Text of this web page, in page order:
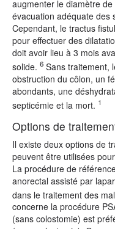
augmenter le diamètre
évacuation adéquate des
Cependant, le tractus
pour effectuer des
doit avoir lieu à 3 mois
solide. 6 Sans traitement,
obstruction du côlon, un
abondants, une
septicémie et la mort. 1
Options de
Il existe deux options de
peuvent être utilisées
La procédure de
anorectal assisté par
dans le traitement des
concerne la procédure
(sans colostomie) est